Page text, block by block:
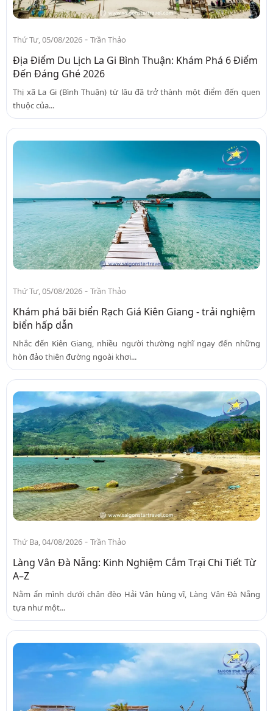
Thứ Tư, 05/08/2026 - Trần Thảo
Địa Điểm Du Lịch La Gi Bình Thuận: Khám Phá 6 Điểm
Đến Đáng Ghé 2026
Thị xã La Gi (Bình Thuận) từ lâu đã trở thành một điểm đến quen
thuộc của...
Thứ Tư, 05/08/2026 - Trần Thảo
Khám phá bãi biển Rạch Giá Kiên Giang - trải nghiệm
biển hấp dẫn
Nhắc đến Kiên Giang, nhiều người thường nghĩ ngay đến những
hòn đảo thiên đường ngoài khơi...
Thứ Ba, 04/08/2026 - Trần Thảo
Làng Vân Đà Nẵng: Kinh Nghiệm Cắm Trại Chi Tiết Từ
A–Z
Nằm ẩn mình dưới chân đèo Hải Vân hùng vĩ, Làng Vân Đà Nẵng
tựa như một...